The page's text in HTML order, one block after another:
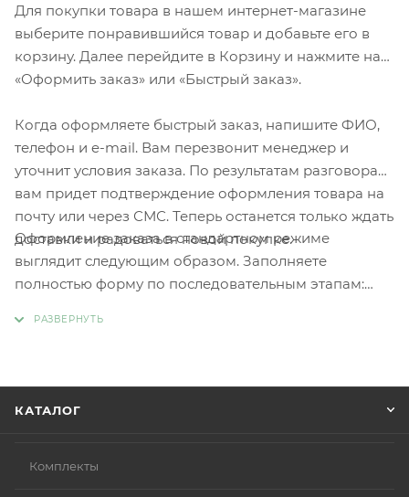
Для покупки товара в нашем интернет-магазине
выберите понравившийся товар и добавьте его в
корзину. Далее перейдите в Корзину и нажмите на
«Оформить заказ» или «Быстрый заказ».
Когда оформляете быстрый заказ, напишите ФИО,
телефон и e-mail. Вам перезвонит менеджер и
уточнит условия заказа. По результатам разговора
вам придет подтверждение оформления товара на
почту или через СМС. Теперь останется только ждать
доставки и радоваться новой покупке.
Оформление заказа в стандартном режиме
выглядит следующим образом. Заполняете
полностью форму по последовательным этапам:
КАТАЛОГ
Комплекты